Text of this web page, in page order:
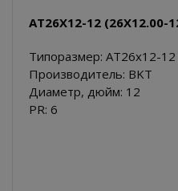
AT26X12-12 (26X12.00-
Типоразмер: AT26x12-12
Производитель: BKT
Диаметр, дюйм: 12
PR: 6